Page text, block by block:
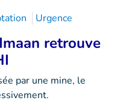
Urgence
retrouve
par une mine, le